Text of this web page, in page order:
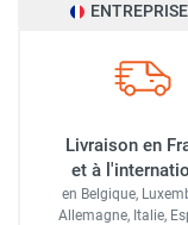
Livraison en
et à
en Belgique,
Allemagne, Italie,